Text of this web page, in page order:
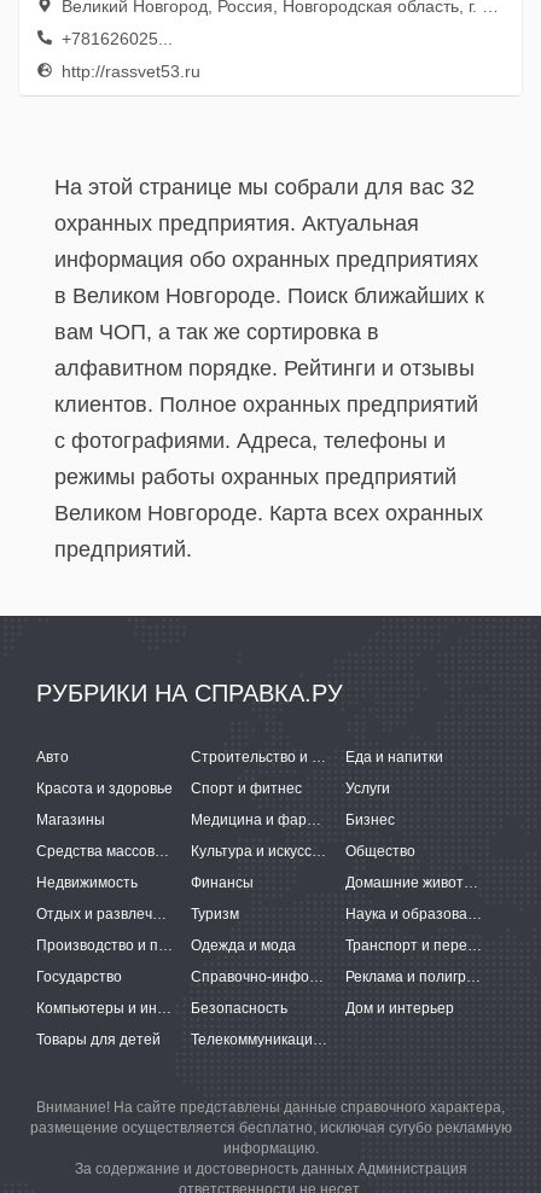
Великий Новгород, Россия, Новгородская область, г. Великий Новгород ул. Михайлова, д. 3 корп 4
+781626025...
http://rassvet53.ru
На этой странице мы собрали для вас 32
охранных предприятия. Актуальная
информация обо охранных предприятиях
в Великом Новгороде. Поиск ближайших к
вам ЧОП, а так же сортировка в
алфавитном порядке. Рейтинги и отзывы
клиентов. Полное охранных предприятий
с фотографиями. Адреса, телефоны и
режимы работы охранных предприятий
Великом Новгороде. Карта всех охранных
предприятий.
РУБРИКИ НА СПРАВКА.РУ
Авто Строительство и ремонт
Еда и напитки
Красота и здоровье
Спорт и фитнес
Услуги
Магазины
Медицина и фармацевтика
Бизнес
Средства массовой информации
Культура и искусство
Общество
Недвижимость
Финансы
Домашние животные
Отдых и развлечения
Туризм
Наука и образование
Производство и поставки
Одежда и мода
Транспорт и перевозки
Государство
Справочно-информационные системы
Реклама и полиграфия
Компьютеры и интернет
Безопасность
Дом и интерьер
Товары для детей
Телекоммуникации и связь
Внимание! На сайте представлены данные справочного характера,
размещение осуществляется бесплатно, исключая сугубо рекламную
информацию.
За содержание и достоверность данных Администрация
ответственности не несет.